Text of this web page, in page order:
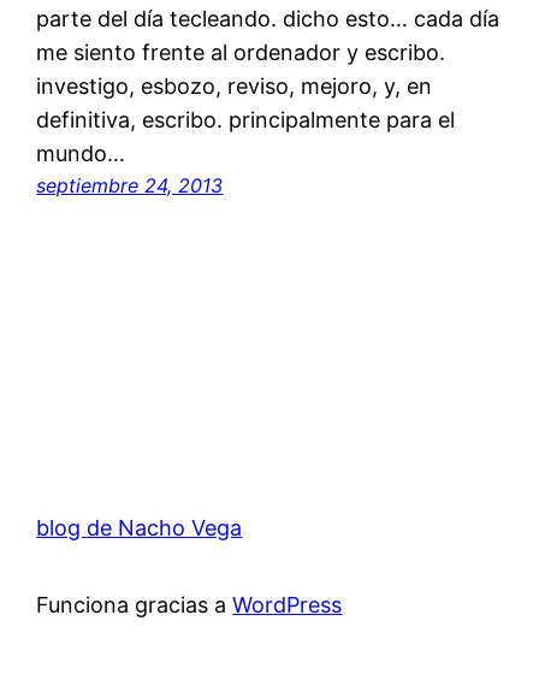
parte del día tecleando. dicho esto… cada día
me siento frente al ordenador y escribo.
investigo, esbozo, reviso, mejoro, y, en
definitiva, escribo. principalmente para el
mundo…
septiembre 24, 2013
blog de Nacho Vega
Funciona gracias aWordPress